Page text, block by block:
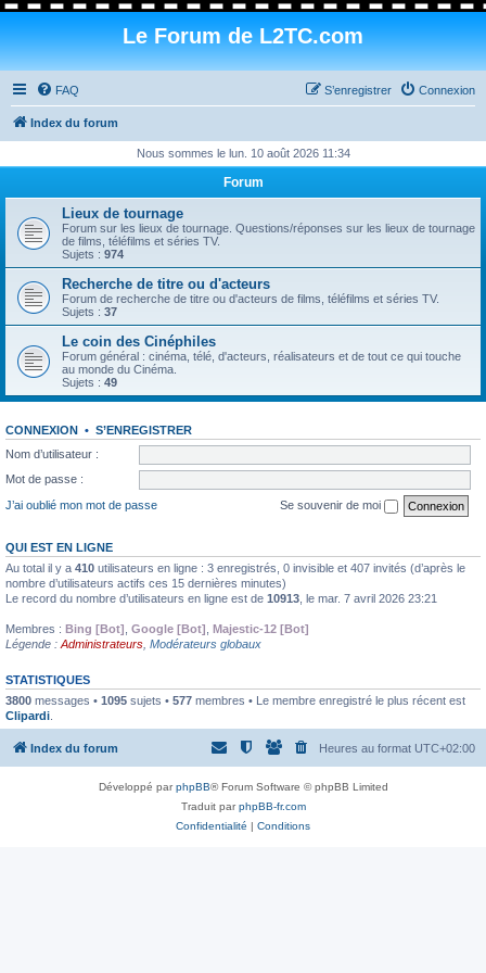
Le Forum de L2TC.com
FAQ Connexion
S’enregistrer
Index du forum
Nous sommes le lun. 10 août 2026 11:34
Forum
Lieux de tournage
Forum sur les lieux de tournage. Questions/réponses sur les lieux de tournage
de films, téléfilms et séries TV.
Sujets : 974
Recherche de titre ou d'acteurs
Forum de recherche de titre ou d'acteurs de films, téléfilms et séries TV.
Sujets : 37
Le coin des Cinéphiles
Forum général : cinéma, télé, d'acteurs, réalisateurs et de tout ce qui touche
au monde du Cinéma.
Sujets : 49
CONNEXION • S’ENREGISTRER
Nom d’utilisateur :
Mot de passe :
J’ai oublié mon mot de passe
Se souvenir de moi
QUI EST EN LIGNE
Au total il y a 410 utilisateurs en ligne : 3 enregistrés, 0 invisible et 407 invités (d’après le
nombre d’utilisateurs actifs ces 15 dernières minutes)
Le record du nombre d’utilisateurs en ligne est de 10913 , le mar. 7 avril 2026 23:21
Membres : Bing [Bot] Google [Bot] Majestic-12 [Bot]
Légende : Administrateurs Modérateurs globaux
STATISTIQUES
3800 messages • 1095 sujets • 577 membres • Le membre enregistré le plus récent est
Clipardi
Index du forum Heures au format UTC+02:00
Développé parphpBB® Forum Software © phpBB Limited
Traduit parphpBB-fr.com
Confidentialité | Conditions